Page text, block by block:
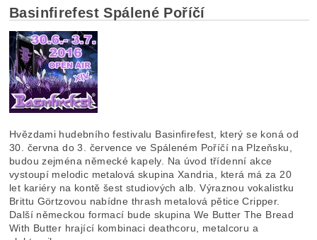
Basinfirefest Spálené Poříčí
Hvězdami hudebního festivalu Basinfirefest, který se koná od
30. června do 3. července ve Spáleném Poříčí na Plzeňsku,
budou zejména německé kapely. Na úvod třídenní akce
vystoupí melodic metalová skupina Xandria, která má za 20
let kariéry na kontě šest studiových alb. Výraznou vokalistku
Brittu Görtzovou nabídne thrash metalová pětice Cripper.
Další německou formací bude skupina We Butter The Bread
With Butter hrající kombinaci deathcoru, metalcoru a